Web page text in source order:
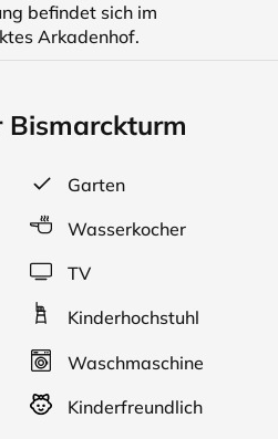
befindet sich im
Arkadenhof.
Garten
Wasserkocher
TV
Kinderhochstuhl
Waschmaschine
Kinderfreundlich